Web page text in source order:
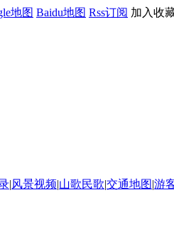
地图 Baidu地图 Rss订阅 加入收
|风景视频|山歌民歌|交通地图|游